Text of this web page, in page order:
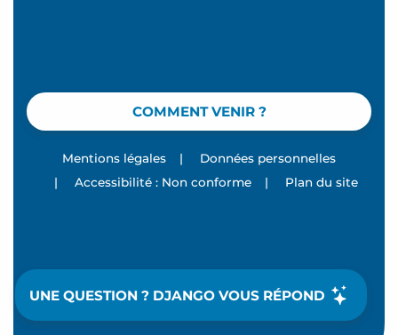
UNE QUESTION ? DJANGO VOUS RÉPOND
COMMENT VENIR ?
Mentions légales |
Données personnelles
|
Accessibilité : Non conforme | Plan du site